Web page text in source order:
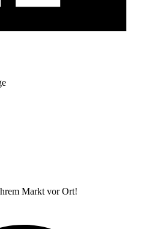
Markt vor Ort!